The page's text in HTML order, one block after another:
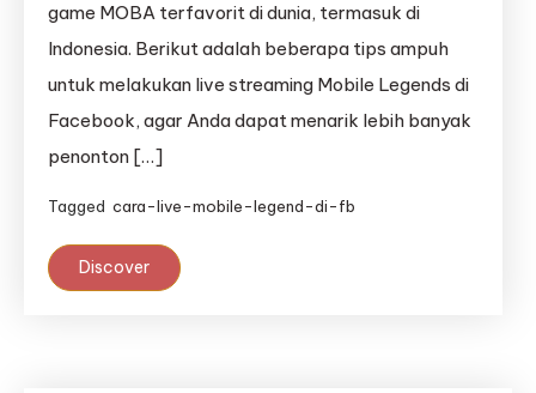
game MOBA terfavorit di dunia, termasuk di
Indonesia. Berikut adalah beberapa tips ampuh
untuk melakukan live streaming Mobile Legends di
Facebook, agar Anda dapat menarik lebih banyak
penonton […]
Tagged cara-live-mobile-legend-di-fb
Discover